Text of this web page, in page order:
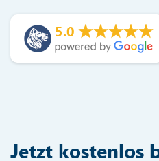
5.0
Jetzt kostenlos